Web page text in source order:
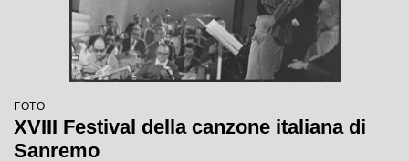
FOTO
XVIII Festival della canzone italiana di
Sanremo